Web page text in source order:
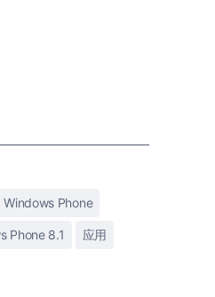
Windows Phone
Phone 8.1 应用